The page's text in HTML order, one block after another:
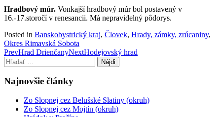
Hradbový múr. Vonkajší hradbový múr bol postavený v
16.-17.storočí v renesancii. Má nepravidelný pôdorys.
Posted in Banskobystrický kraj, Človek, Hrady, zámky, zrúcaniny,
Okres Rimavská Sobota
Post
navigation
PrevHrad DrienčanyNextHodejovský hrad
Hľadať:
Najnovšie články
Zo Slopnej cez Belušské Slatiny (okruh)
Zo Slopnej cez Mojtín (okruh)